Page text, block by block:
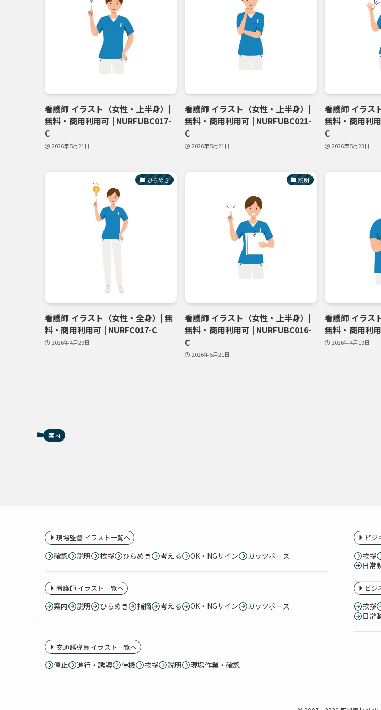
看護師 イラスト（女性・上半身）|
無料・商用利用可 | NURFUBC017-
C
2026年5月21日
看護師 イラスト（女性・上半身）|
無料・商用利用可 | NURFUBC021-
C
2026年5月21日
看護師 イラス
無料・商用利
C
2026年5月23日
ひらめき
看護師 イラスト（女性・全身）| 無
料・商用利用可 | NURFC017-C
2026年4月29日
説明
看護師 イラスト（女性・上半身）|
無料・商用利用可 | NURFUBC016-
C
2026年5月21日
看護師 イラス
無料・商用利
2026年4月19日
案内
現場監督 イラスト一覧へ
確認 説明 挨拶 ひらめき 考える OK・NGサイン ガッツポーズ
ビジ
挨拶
日常
看護師 イラスト一覧へ
案内 説明 ひらめき 指摘 考える OK・NGサイン ガッツポーズ
ビジ
挨拶
日常
交通誘導員 イラスト一覧へ
停止 進行・誘導 待機 挨拶 説明 現場作業・確認